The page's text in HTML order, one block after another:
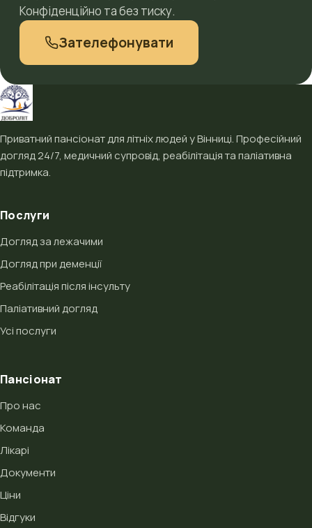
Конфіденційно та без тиску.
Зателефонувати
Приватний пансіонат для літніх людей у Вінниці. Професійний
догляд 24/7, медичний супровід, реабілітація та паліативна
підтримка.
Послуги
Догляд за лежачими
Догляд при деменції
Реабілітація після інсульту
Паліативний догляд
Усі послуги
Пансіонат
Про нас
Команда
Лікарі
Документи
Ціни
Відгуки